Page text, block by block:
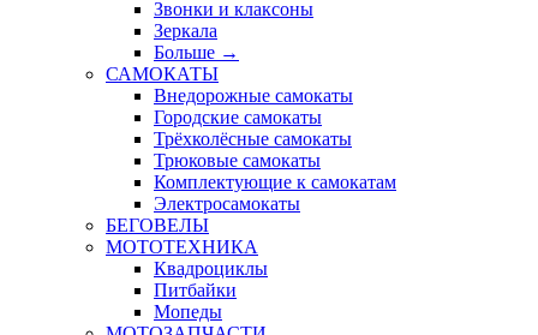
Звонки и клаксоны
Зеркала
Больше →
САМОКАТЫ
Внедорожные самокаты
Городские самокаты
Трёхколёсные самокаты
Трюковые самокаты
Комплектующие к самокатам
Электросамокаты
БЕГОВЕЛЫ
МОТОТЕХНИКА
Квадроциклы
Питбайки
Мопеды